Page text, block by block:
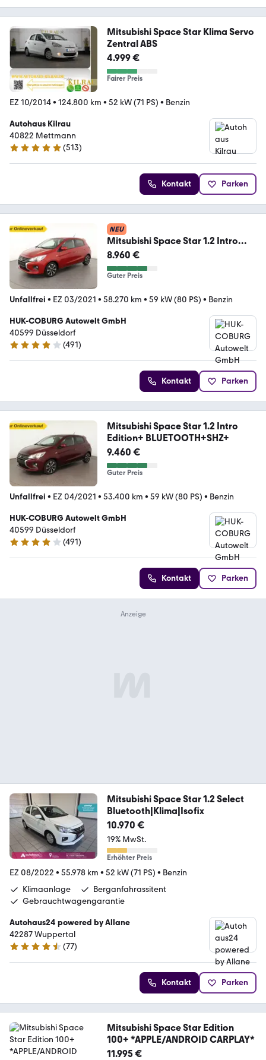
Mitsubishi Space Star Klima Servo
Zentral ABS
4.999 €
Fairer Preis
EZ 10/2014• 124.800 km • 52 kW (71 PS) • Benzin
Autohaus Kilrau
40822 Mettmann
5 Sterne
(513)
Kontakt Parken
NEU
Mitsubishi Space Star 1.2 Intro
Edition+ BLUETOOTH+SHZ+
8.960 €
Guter Preis
Unfallfrei • EZ 03/2021 • 58.270 km • 59 kW (80 PS) • Benzin
HUK-COBURG Autowelt GmbH
40599 Düsseldorf
4.1 Sterne
(491)
Kontakt Parken
Mitsubishi Space Star 1.2 Intro
Edition+ BLUETOOTH+SHZ+
9.460 €
Guter Preis
Unfallfrei • EZ 04/2021 • 53.400 km • 59 kW (80 PS) • Benzin
HUK-COBURG Autowelt GmbH
40599 Düsseldorf
4.1 Sterne
(491)
Kontakt Parken
Mitsubishi Space Star 1.2 Select
Bluetooth|Klima|Isofix
10.970 €
19% MwSt.
Erhöhter Preis
EZ 08/2022 • 55.978 km • 52 kW (71 PS) • Benzin
Klimaanlage
Berganfahrassitent
Gebrauchtwagengarantie
Autohaus24 powered by Allane
42287 Wuppertal
4.5 Sterne
(77)
Kontakt Parken
Mitsubishi Space Star Edition
100+ *APPLE/ANDROID CARPLAY*
11.995 €